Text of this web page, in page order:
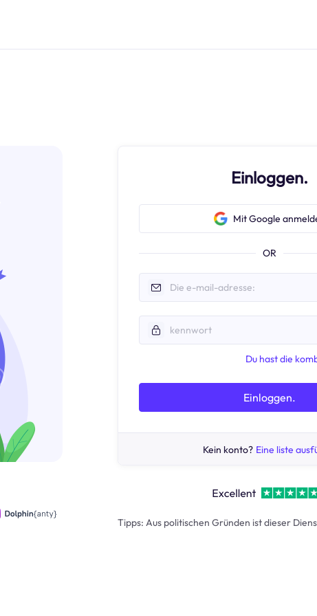
Einloggen.
Mit Google
OR
Du hast die
Einloggen.
Kein konto? Eine liste
Tipps: Aus politischen Gründen ist dieser